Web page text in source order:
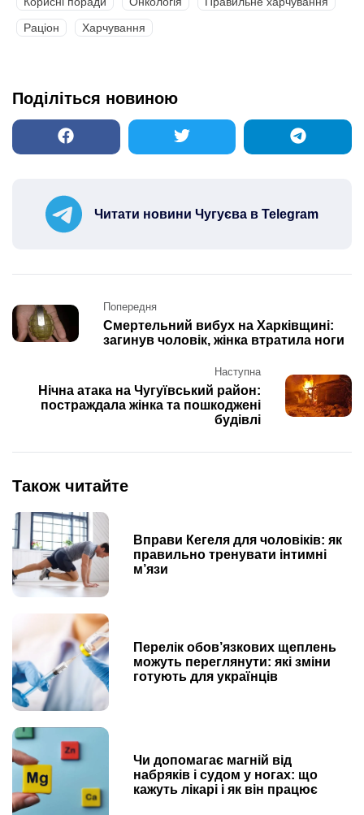
Раціон
Харчування
Поділіться новиною
Читати новини Чугуєва в Telegram
Post
navigation
Попередня
Смертельний вибух на Харківщині:
загинув чоловік, жінка втратила ноги
Наступна
Нічна атака на Чугуївський район:
постраждала жінка та пошкоджені
будівлі
Також читайте
Вправи Кегеля для чоловіків: як
правильно тренувати інтимні
м’язи
Перелік обов’язкових щеплень
можуть переглянути: які зміни
готують для українців
Чи допомагає магній від
набряків і судом у ногах: що
кажуть лікарі і як він працює